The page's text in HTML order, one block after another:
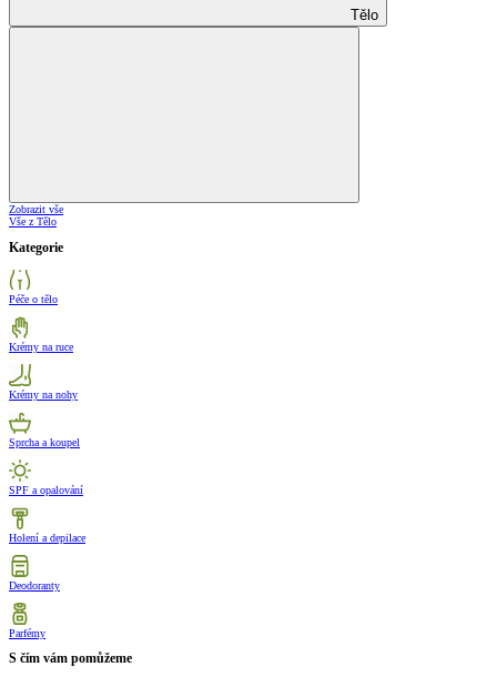
Tělo
Zobrazit vše
Vše z Tělo
Kategorie
Péče o tělo
Krémy na ruce
Krémy na nohy
Sprcha a koupel
SPF a opalování
Holení a depilace
Deodoranty
Parfémy
S čím vám pomůžeme